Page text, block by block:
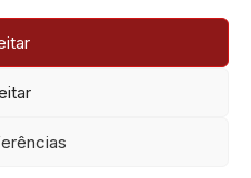
Pague com Segurança